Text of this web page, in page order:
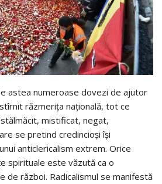
astea numeroase dovezi de ajutor
răzmeriţa naţională, tot ce
mistificat, negat,
se pretind credincioşi îşi
anticlericalism extrem. Orice
spirituale este văzută ca o
de război. Radicalismul se manifestă